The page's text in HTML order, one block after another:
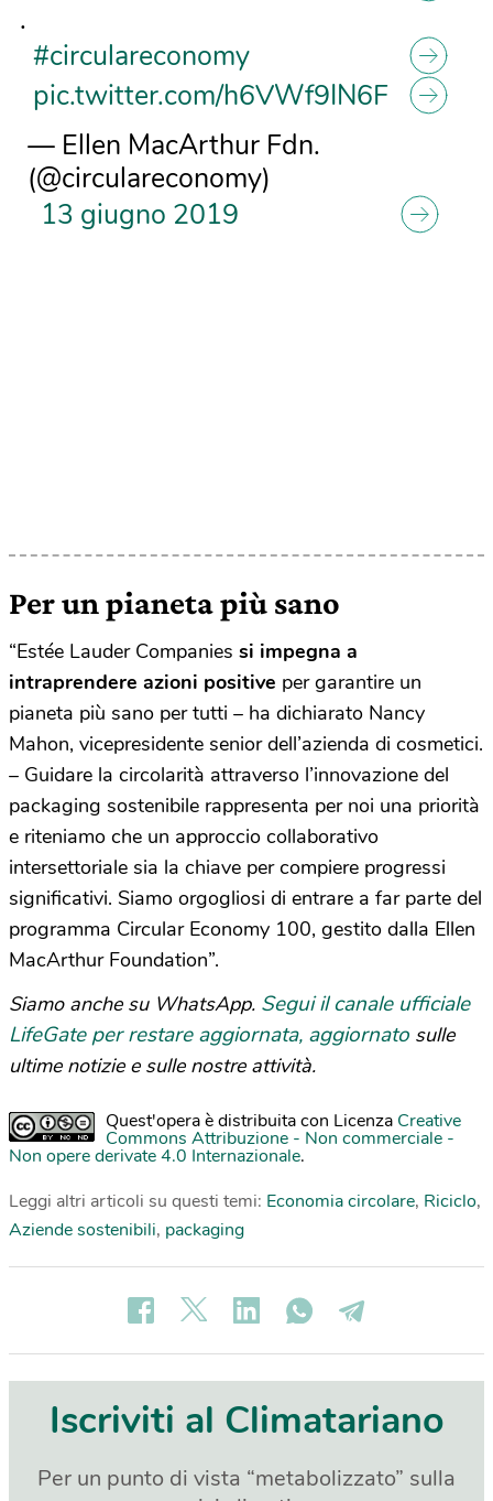
.
#circulareconomy
pic.twitter.com/h6VWf9IN6F
— Ellen MacArthur Fdn.
(@circulareconomy)
13 giugno 2019
Per un pianeta più sano
“Estée Lauder Companies si impegna a
intraprendere azioni positive per garantire un
pianeta più sano per tutti – ha dichiarato Nancy
Mahon, vicepresidente senior dell’azienda di cosmetici.
– Guidare la circolarità attraverso l’innovazione del
packaging sostenibile rappresenta per noi una priorità
e riteniamo che un approccio collaborativo
intersettoriale sia la chiave per compiere progressi
significativi. Siamo orgogliosi di entrare a far parte del
programma Circular Economy 100, gestito dalla Ellen
MacArthur Foundation”.
Siamo anche su WhatsApp. Segui il canale ufficiale
LifeGate per restare aggiornata, aggiornato sulle
ultime notizie e sulle nostre attività.
Quest'opera è distribuita con Licenza Creative
Commons Attribuzione - Non commerciale -
Non opere derivate 4.0 Internazionale.
Leggi altri articoli su questi temi: Economia circolare, Riciclo,
Aziende sostenibili, packaging
Iscriviti al Climatariano
Per un punto di vista “metabolizzato” sulla